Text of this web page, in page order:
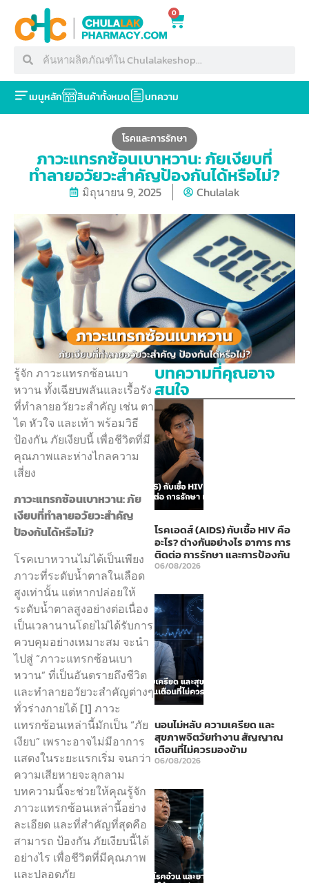
0
เมนูหลัก สินค้าทั้งหมด บทความ
โรคและการรักษา
ภาวะแทรกซ้อนเบาหวาน: ภัยเงียบที่
ทำลายอวัยวะสำคัญป้องกันได้หรือไม่?
มิถุนายน 9, 2025 Chulalak
รู้จัก ภาวะแทรกซ้อนเบา
หวาน ทั้งเฉียบพลันและเรื้อรัง
ที่ทำลายอวัยวะสำคัญ เช่น ตา
ไต หัวใจ และเท้า พร้อมวิธี
ป้องกัน ภัยเงียบนี้ เพื่อชีวิตที่มี
คุณภาพและห่างไกลความ
เสี่ยง
ภาวะแทรกซ้อนเบาหวาน: ภัย
เงียบที่ทำลายอวัยวะสำคัญ
ป้องกันได้หรือไม่?
โรคเบาหวานไม่ได้เป็นเพียง
ภาวะที่ระดับน้ำตาลในเลือด
สูงเท่านั้น แต่หากปล่อยให้
ระดับน้ำตาลสูงอย่างต่อเนื่อง
เป็นเวลานานโดยไม่ได้รับการ
ควบคุมอย่างเหมาะสม จะนำ
ไปสู่ “ภาวะแทรกซ้อนเบา
หวาน” ที่เป็นอันตรายถึงชีวิต
และทำลายอวัยวะสำคัญต่างๆ
ทั่วร่างกายได้ [1] ภาวะ
แทรกซ้อนเหล่านี้มักเป็น “ภัย
เงียบ” เพราะอาจไม่มีอาการ
แสดงในระยะแรกเริ่ม จนกว่า
ความเสียหายจะลุกลาม
บทความนี้จะช่วยให้คุณรู้จัก
ภาวะแทรกซ้อนเหล่านี้อย่าง
ละเอียด และที่สำคัญที่สุดคือ
สามารถ ป้องกัน ภัยเงียบนี้ได้
อย่างไร เพื่อชีวิตที่มีคุณภาพ
และปลอดภัย
บทความที่คุณอาจ
สนใจ
โรคเอดส์ (AIDS) กับเชื้อ HIV คือ
อะไร? ต่างกันอย่างไร อาการ การ
ติดต่อ การรักษา และการป้องกัน
06/08/2026
นอนไม่หลับ ความเครียด และ
สุขภาพจิตวัยทำงาน สัญญาณ
เตือนที่ไม่ควรมองข้าม
06/08/2026